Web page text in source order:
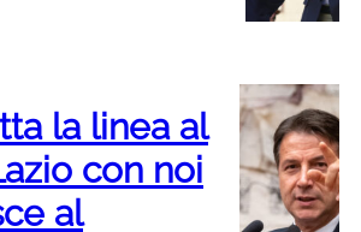
la linea al
con noi
al